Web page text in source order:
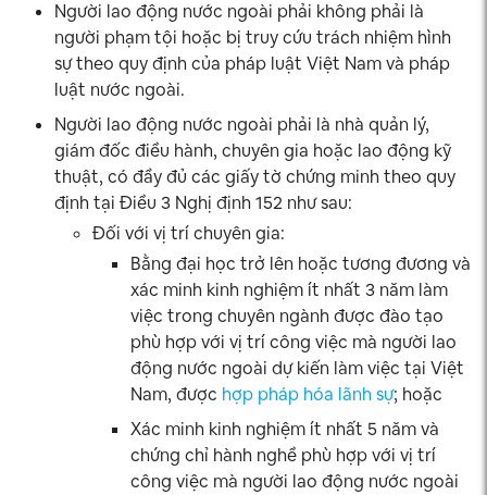
Người lao động nước ngoài phải không phải là
người phạm tội hoặc bị truy cứu trách nhiệm hình
sự theo quy định của pháp luật Việt Nam và pháp
luật nước ngoài.
Người lao động nước ngoài phải là nhà quản lý,
giám đốc điều hành, chuyên gia hoặc lao động kỹ
thuật, có đầy đủ các giấy tờ chứng minh theo quy
định tại Điều 3 Nghị định 152 như sau:
Đối với vị trí chuyên gia:
Bằng đại học trở lên hoặc tương đương và
xác minh kinh nghiệm ít nhất 3 năm làm
việc trong chuyên ngành được đào tạo
phù hợp với vị trí công việc mà người lao
động nước ngoài dự kiến làm việc tại Việt
Nam, được hợp pháp hóa lãnh sự; hoặc
Xác minh kinh nghiệm ít nhất 5 năm và
chứng chỉ hành nghề phù hợp với vị trí
công việc mà người lao động nước ngoài